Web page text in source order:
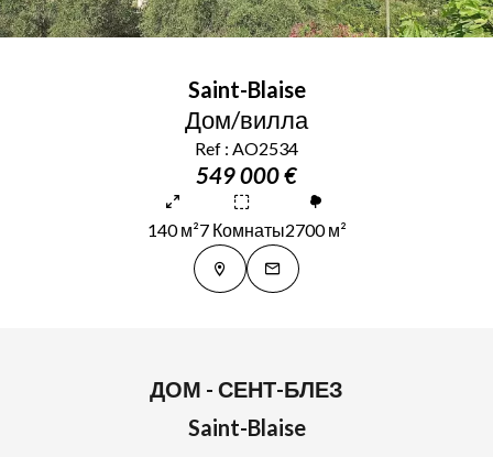
Saint-Blaise
Дом/вилла
Ref : AO2534
549 000 €
140 м²7 Комнаты2700 м²
ДОМ - СЕНТ-БЛЕЗ
Saint-Blaise